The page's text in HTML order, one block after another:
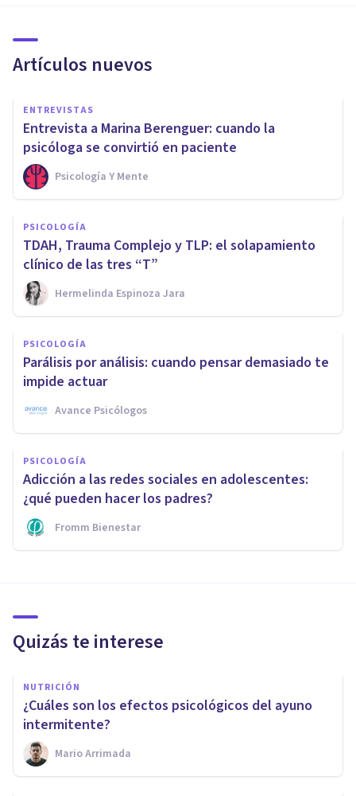
Artículos nuevos
ENTREVISTAS
Entrevista a Marina Berenguer: cuando la
psicóloga se convirtió en paciente
Psicología Y Mente
PSICOLOGÍA
TDAH, Trauma Complejo y TLP: el solapamiento
clínico de las tres “T”
Hermelinda Espinoza Jara
PSICOLOGÍA
Parálisis por análisis: cuando pensar demasiado te
impide actuar
Avance Psicólogos
PSICOLOGÍA
Adicción a las redes sociales en adolescentes:
¿qué pueden hacer los padres?
Fromm Bienestar
Quizás te interese
NUTRICIÓN
¿Cuáles son los efectos psicológicos del ayuno
intermitente?
Mario Arrimada